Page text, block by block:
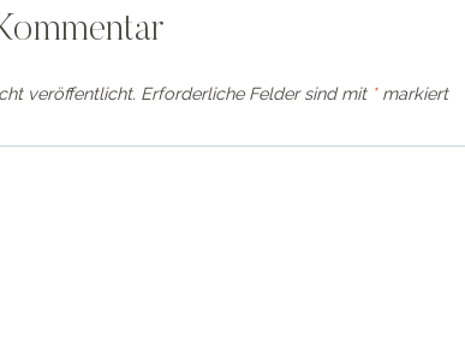
veröffentlicht. Erforderliche Felder sind mit *markiert